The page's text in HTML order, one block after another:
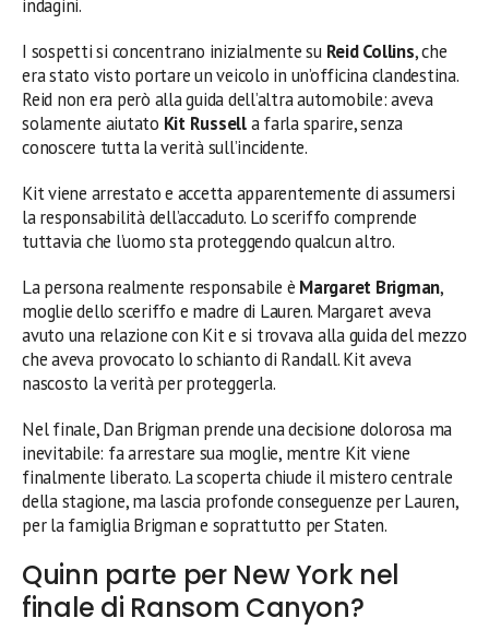
indagini.
I sospetti si concentrano inizialmente su Reid Collins, che
era stato visto portare un veicolo in un’officina clandestina.
Reid non era però alla guida dell’altra automobile: aveva
solamente aiutato Kit Russella farla sparire, senza
conoscere tutta la verità sull’incidente.
Kit viene arrestato e accetta apparentemente di assumersi
la responsabilità dell’accaduto. Lo sceriffo comprende
tuttavia che l’uomo sta proteggendo qualcun altro.
La persona realmente responsabile è Margaret Brigman,
moglie dello sceriffo e madre di Lauren. Margaret aveva
avuto una relazione con Kit e si trovava alla guida del mezzo
che aveva provocato lo schianto di Randall. Kit aveva
nascosto la verità per proteggerla.
Nel finale, Dan Brigman prende una decisione dolorosa ma
inevitabile: fa arrestare sua moglie, mentre Kit viene
finalmente liberato. La scoperta chiude il mistero centrale
della stagione, ma lascia profonde conseguenze per Lauren,
per la famiglia Brigman e soprattutto per Staten.
Quinn parte per New York nel
finale di Ransom Canyon?